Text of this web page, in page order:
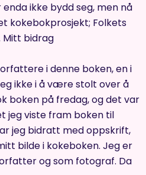
ikke bydd seg, men nå
kokebokprosjekt; Folkets
Mitt bidrag
i denne boken, en i
ikke i å være stolt over å
boken på fredag, og det var
jeg viste fram boken til
jeg bidratt med oppskrift,
bilde i kokeboken. Jeg er
og som fotograf. Da